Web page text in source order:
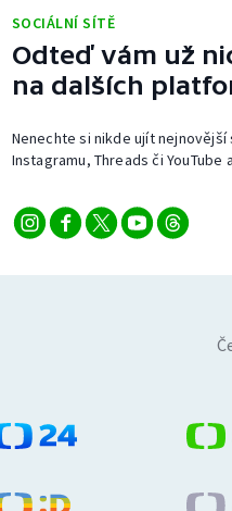
SOCIÁLNÍ SÍTĚ
Odteď vám už
na dalších
Nenechte si nikde ujít
Instagramu, Threads či YouTube